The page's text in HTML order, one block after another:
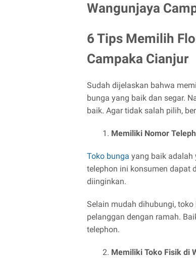
Wangunjaya
6 Tips Memilih
Campaka Cianjur
Sudah dijelaskan bahwa
bunga yang baik dan segar.
baik. Agar tidak salah pilih,
Memiliki Nomor
Toko bunga yang baik adalah
telephon ini konsumen dapat
diinginkan.
Selain mudah dihubungi,
pelanggan dengan ramah.
telephon.
Memiliki Toko Fisik di